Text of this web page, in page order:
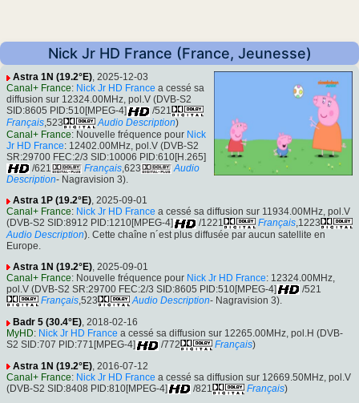
Nick Jr HD France (France, Jeunesse)
Astra 1N (19.2°E), 2025-12-03
Canal+ France: Nick Jr HD France a cessé sa
diffusion sur 12324.00MHz, pol.V (DVB-S2
SID:8605 PID:510[MPEG-4]
/521
Français,523 Audio Description)
Canal+ France: Nouvelle fréquence pour Nick
Jr HD France: 12402.00MHz, pol.V (DVB-S2
SR:29700 FEC:2/3 SID:10006 PID:610[H.265]
/621
Français,623
Audio
Description- Nagravision 3).
Astra 1P (19.2°E), 2025-09-01
Canal+ France: Nick Jr HD France a cessé sa diffusion sur 11934.00MHz, pol.V
(DVB-S2 SID:8912 PID:1210[MPEG-4]
/1221 Français,1223
Audio Description). Cette chaîne n´est plus diffusée par aucun satellite en
Europe.
Astra 1N (19.2°E), 2025-09-01
Canal+ France: Nouvelle fréquence pour Nick Jr HD France: 12324.00MHz,
pol.V (DVB-S2 SR:29700 FEC:2/3 SID:8605 PID:510[MPEG-4]
/521
Français,523 Audio Description- Nagravision 3).
Badr 5 (30.4°E), 2018-02-16
MyHD: Nick Jr HD France a cessé sa diffusion sur 12265.00MHz, pol.H (DVB-
S2 SID:707 PID:771[MPEG-4]
/772 Français)
Astra 1N (19.2°E), 2016-07-12
Canal+ France: Nick Jr HD France a cessé sa diffusion sur 12669.50MHz, pol.V
(DVB-S2 SID:8408 PID:810[MPEG-4]
/821 Français)